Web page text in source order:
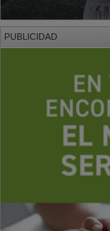
PUBLICIDAD